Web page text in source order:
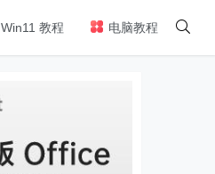
Win11 教程 电脑教程